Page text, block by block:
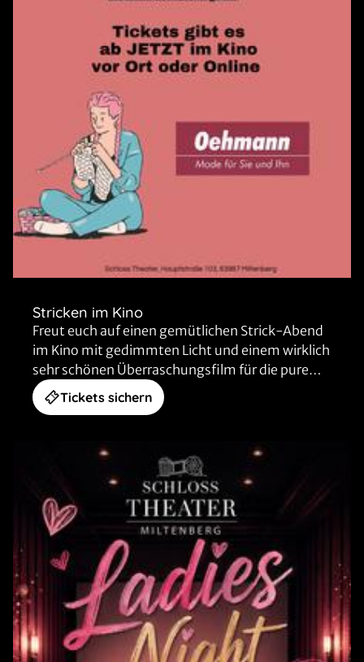
Stricken im Kino
Freut euch auf einen gemütlichen Strick-Abend
im Kino mit gedimmten Licht und einem wirklich
sehr schönen Überraschungsfilm für die pure
Entspannung.
Tickets sichern